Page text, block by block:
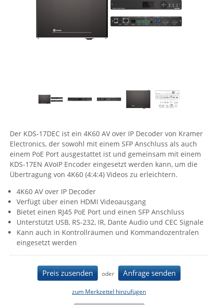
IPC, Industrielle Netzwerktechnik & WLAN
IT Netzwerktechnik / Kommunikation
CompleTech
Contemporary Controls
Enginko - mcf88
Gefen
Gude
Guntermann & Drunck
HW group
Icron
IEC Lock
Ihse
Kramer Electronics
Der KDS-17DEC ist ein 4K60 AV over IP Decoder von Kramer
Electronics, der sowohl mit einem SFP Anschluss als auch
einem PoE Port ausgestattet ist und gemeinsam mit einem
KDS-17EN AVoIP Encoder eingesetzt werden kann, um die
Übertragung von 4K60 (4:4:4) Videos zu erleichtern.
4K60 AV over IP Decoder
Verfügt über einen HDMI Videoausgang
Bietet einen RJ45 PoE Port und einen SFP Anschluss
Unterstützt USB, RS-232, IR, Dante Audio und CEC Signale
Kann auch in Kontrollräumen und Kommandozentralen
eingesetzt werden
Preis zusenden oder Anfrage senden
zum Merkzettel hinzufügen